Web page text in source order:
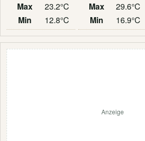
Max
23.2°C
Min
12.8°C
Max
29.6°C
Min
16.9°C
Anzeige